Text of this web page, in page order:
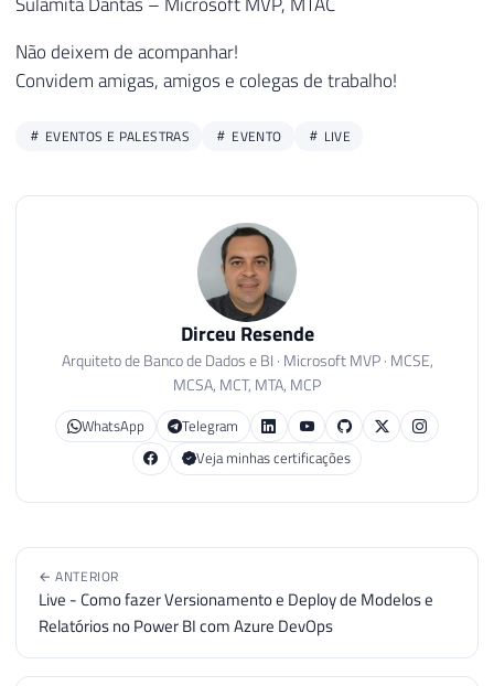
Não deixem de acompanhar!
Convidem amigas, amigos e colegas de trabalho!
EVENTOS E PALESTRAS EVENTO LIVE
Dirceu Resende
Arquiteto de Banco de Dados e BI · Microsoft MVP · MCSE,
MCSA, MCT, MTA, MCP
WhatsApp
Telegram
Veja minhas certificações
← ANTERIOR
Live - Como fazer Versionamento e Deploy de Modelos e
Relatórios no Power BI com Azure DevOps